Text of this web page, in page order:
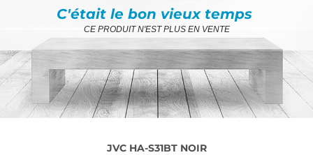
C'était le bon vieux temps
CE PRODUIT N'EST PLUS EN VENTE
JVC HA-S31BT NOIR